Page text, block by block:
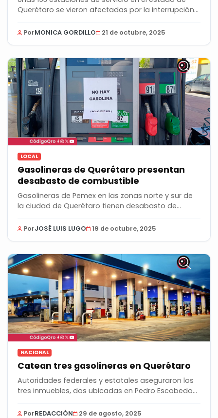
Querétaro se vieron afectadas por la interrupción...
PorMONICA GORDILLO 21 de octubre, 2025
LOCAL
Gasolineras de Querétaro presentan
desabasto de combustible
Gasolineras de Pemex en las zonas norte y sur de
la ciudad de Querétaro tienen desabasto de...
PorJOSÉ LUIS LUGO 19 de octubre, 2025
NACIONAL
Catean tres gasolineras en Querétaro
Autoridades federales y estatales aseguraron los
tres inmuebles, dos ubicadas en Pedro Escobedo
PorREDACCIÓN 29 de agosto, 2025